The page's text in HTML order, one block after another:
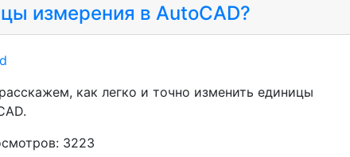
измерения в AutoCAD?
как легко и точно изменить единицы
3223